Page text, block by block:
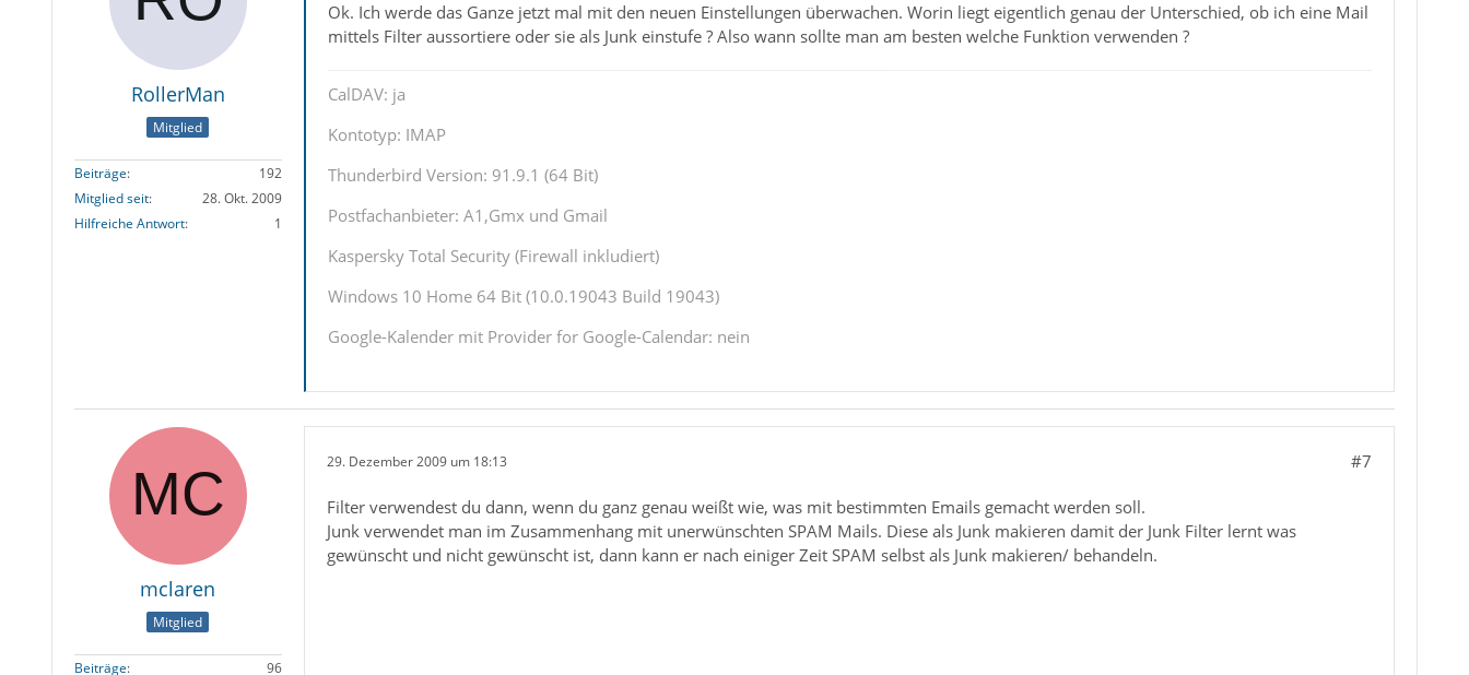
RollerMan
Mitglied
Beiträge
192
Mitglied seit
28. Okt. 2009
Hilfreiche Antwort
1
Ok. Ich werde das Ganze jetzt mal mit den neuen Einstellungen überwachen. Worin liegt eigentlich genau der Unterschied, ob ich eine Mail
mittels Filter aussortiere oder sie als Junk einstufe ? Also wann sollte man am besten welche Funktion verwenden ?
CalDAV: ja
Kontotyp: IMAP
Thunderbird Version: 91.9.1 (64 Bit)
Postfachanbieter: A1,Gmx und Gmail
Kaspersky Total Security (Firewall inkludiert)
Windows 10 Home 64 Bit (10.0.19043 Build 19043)
Google-Kalender mit Provider for Google-Calendar: nein
mclaren
Mitglied
Beiträge 96
29. Dezember 2009 um 18:13 #7
Filter verwendest du dann, wenn du ganz genau weißt wie, was mit bestimmten Emails gemacht werden soll.
Junk verwendet man im Zusammenhang mit unerwünschten SPAM Mails. Diese als Junk makieren damit der Junk Filter lernt was
gewünscht und nicht gewünscht ist, dann kann er nach einiger Zeit SPAM selbst als Junk makieren/ behandeln.